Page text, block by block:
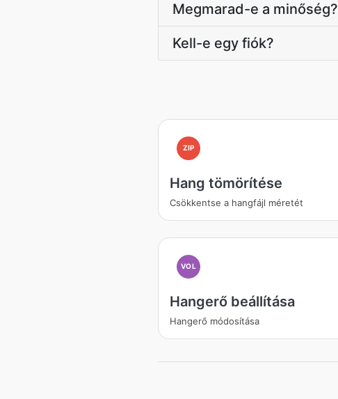
Megmarad-e a minőség?
Kell-e egy fiók?
ZIP
Hang tömörítése
Csökkentse a hangfájl méretét
VOL
Hangerő beállítása
Hangerő módosítása